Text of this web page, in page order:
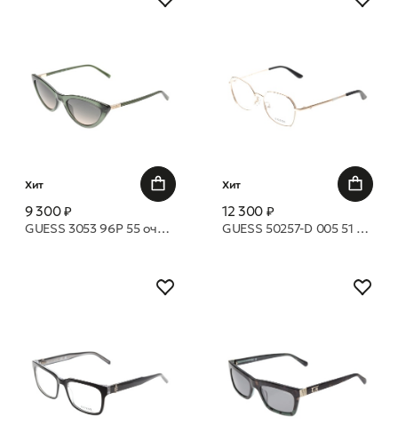
Хит
9 300 ₽
GUESS 3053 96P 55 очки с/з
Хит
12 300 ₽
GUESS 50257-D 005 51 оправа